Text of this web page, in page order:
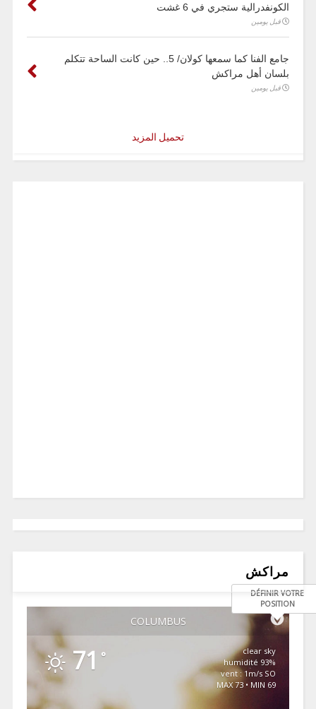
الكونفدرالية ستجري في 6 غشت
قبل يومين
جامع الفنا كما سمعها كولان/ 5.. حين كانت الساحة تتكلم
بلسان أهل مراكش
قبل يومين
تحميل المزيد
مراكش
COLUMBUS
DÉFINIR VOTRE
POSITION
71 °
clear sky
93% humidité
vent : 1m/s SO
MAX 73 • MIN 69